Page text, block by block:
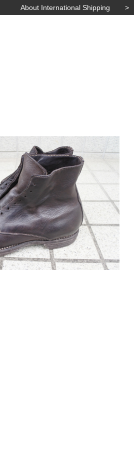
About International Shipping